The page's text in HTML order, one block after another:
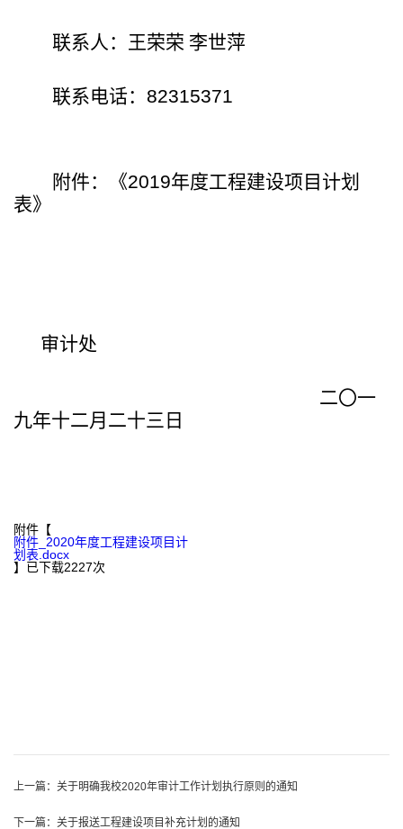
联系人：王荣荣 李世萍
联系电话： 82315371
附件：《2019年度工程建设项目计划
表》
审计处
二〇一
九年十二月二十三日
附件【
附件_2020年度工程建设项目计
划表.docx
】已下载2227次
上一篇： 关于明确我校2020年审计工作计划执行原则的通知
下一篇： 关于报送工程建设项目补充计划的通知